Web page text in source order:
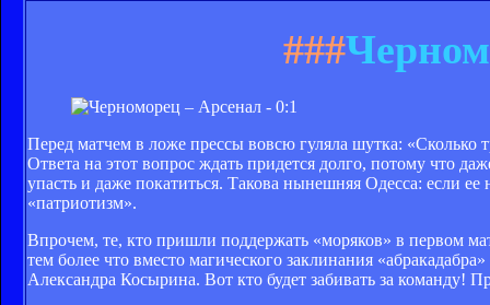
###
Перед матчем в ложе прессы вовсю гуляла шутка: «Сколько
Ответа на этот вопрос ждать придется долго, потому что
упасть и даже покатиться. Такова нынешняя Одесса: если
«патриотизм».
Впрочем, те, кто пришли поддержать «моряков» в первом
тем более что вместо магического заклинания
Александра Косырина. Вот кто будет забивать за команду!